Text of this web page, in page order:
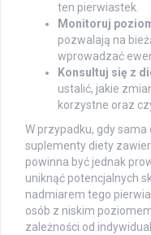
ten pierwiastek.
Monitoruj
pozwalają na
wprowadzać
Konsultuj się z
ustalić, jakie
korzystne oraz
W przypadku, gdy
suplementy diety
powinna być jednak
uniknąć potencjalnych
nadmiarem tego
osób z niskim
zależności od